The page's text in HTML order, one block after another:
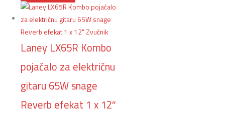
Laney LX65R Kombo
pojačalo za električnu
gitaru 65W snage
Reverb efekat 1 x 12″